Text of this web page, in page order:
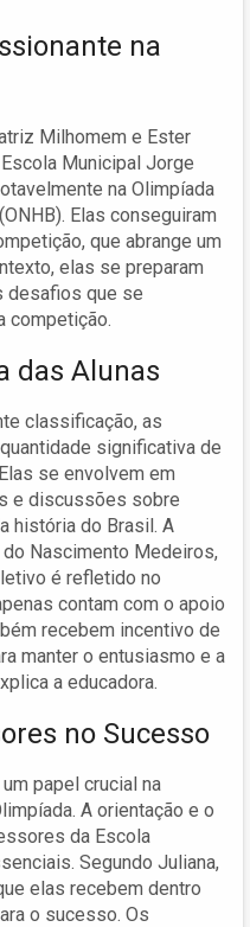
na
Milhomem e Ester
Municipal Jorge
na Olimpíada
Elas conseguiram
que abrange um
elas se preparam
desafios que se
competição.
das Alunas
classificação, as
significativa de
se envolvem em
e discussões sobre
história do Brasil. A
Nascimento Medeiros,
é refletido no
contam com o apoio
recebem incentivo de
manter o entusiasmo e a
a educadora.
no Sucesso
papel crucial na
A orientação e o
da Escola
Segundo Juliana,
elas recebem dentro
o sucesso. Os